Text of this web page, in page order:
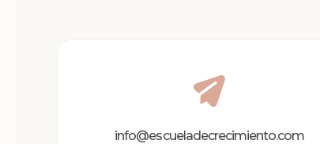
info@escueladecrecimiento.com